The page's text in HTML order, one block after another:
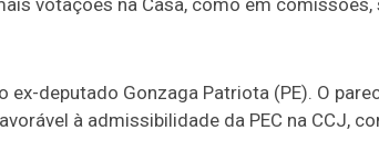
votações na Casa, como em
ex-deputado Gonzaga Patriota (PE). O
à admissibilidade da PEC na CCJ,